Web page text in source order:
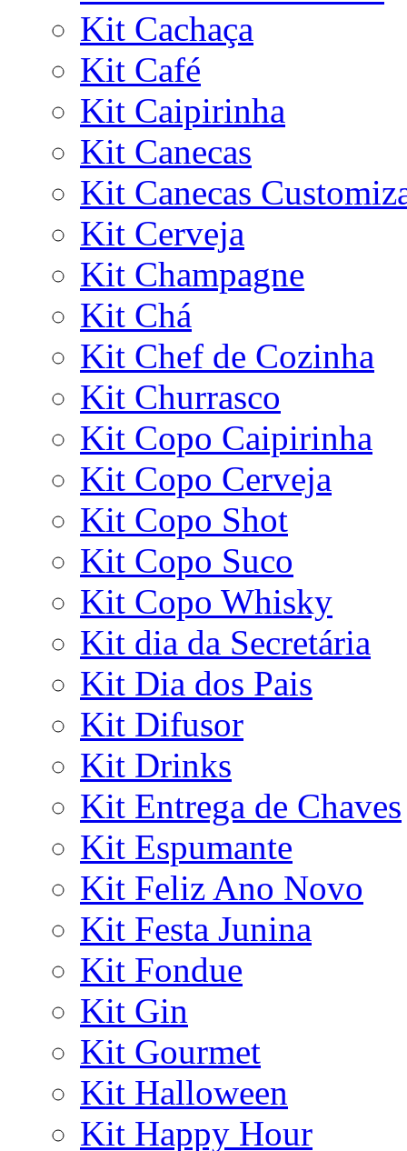
Kit Cachaça
Kit Café
Kit Caipirinha
Kit Canecas
Kit Canecas
Kit Cerveja
Kit Champagne
Kit Chá
Kit Chef de Cozinha
Kit Churrasco
Kit Copo Caipirinha
Kit Copo Cerveja
Kit Copo Shot
Kit Copo Suco
Kit Copo Whisky
Kit dia da Secretária
Kit Dia dos Pais
Kit Difusor
Kit Drinks
Kit Entrega de Chaves
Kit Espumante
Kit Feliz Ano Novo
Kit Festa Junina
Kit Fondue
Kit Gin
Kit Gourmet
Kit Halloween
Kit Happy Hour